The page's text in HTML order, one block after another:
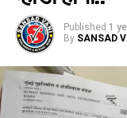
Published 1
By SANSAD